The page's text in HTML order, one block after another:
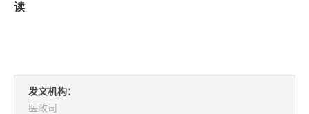
读
发文机构：
医政司